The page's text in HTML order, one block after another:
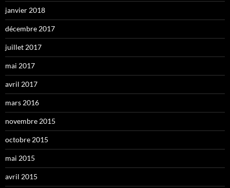
janvier 2018
décembre 2017
juillet 2017
mai 2017
avril 2017
mars 2016
novembre 2015
octobre 2015
mai 2015
avril 2015